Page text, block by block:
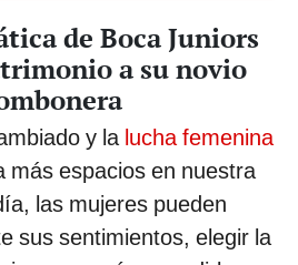
de Boca Juniors
a su novio
y la lucha femenina
más espacios en nuestra
las mujeres pueden
sus sentimientos, elegir la